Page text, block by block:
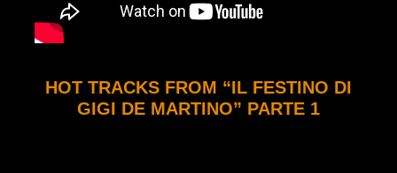
HOT TRACKS FROM “IL FESTINO DI
GIGI DE MARTINO” PARTE 1